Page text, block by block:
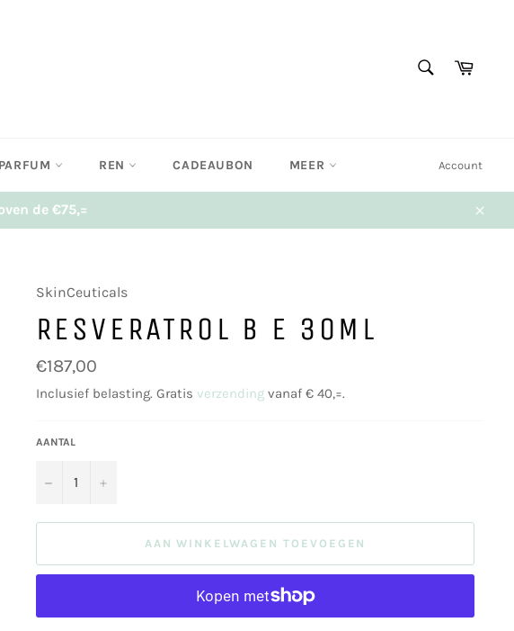
PARFUM REN CADEAUBON MEER Account
de €75,=
SkinCeuticals
RESVERATROL B E 30ML
Normale
prijs
€187,00
Inclusief belasting. Gratis verzendingvanaf € 40,=.
AANTAL
− +
AAN WINKELWAGEN TOEVOEGEN